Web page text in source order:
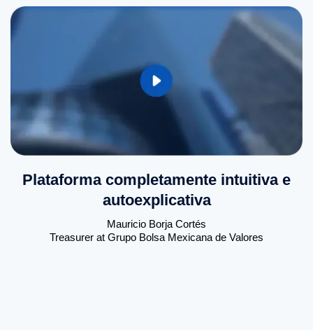
Plataforma completamente intuitiva e
autoexplicativa
Mauricio Borja Cortés
Treasurer at Grupo Bolsa Mexicana de Valores